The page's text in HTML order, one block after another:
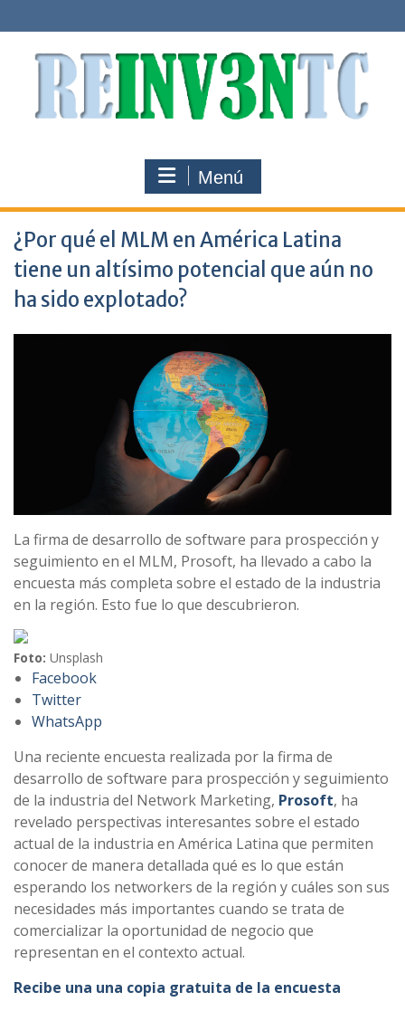
al
Menú
¿Por qué el MLM en América Latina
tiene un altísimo potencial que aún no
ha sido explotado?
La firma de desarrollo de software para prospección y
seguimiento en el MLM, Prosoft, ha llevado a cabo la
encuesta más completa sobre el estado de la industria
en la región. Esto fue lo que descubrieron.
Foto: Unsplash
Facebook
Twitter
WhatsApp
Una reciente encuesta realizada por la firma de
desarrollo de software para prospección y seguimiento
de la industria del Network Marketing, Prosoft, ha
revelado perspectivas interesantes sobre el estado
actual de la industria en América Latina que permiten
conocer de manera detallada qué es lo que están
esperando los networkers de la región y cuáles son sus
necesidades más importantes cuando se trata de
comercializar la oportunidad de negocio que
representan en el contexto actual.
Recibe una una copia gratuita de la encuesta